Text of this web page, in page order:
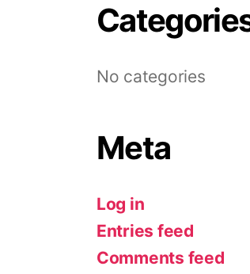
No categories
Meta
Log in
Entries feed
Comments feed